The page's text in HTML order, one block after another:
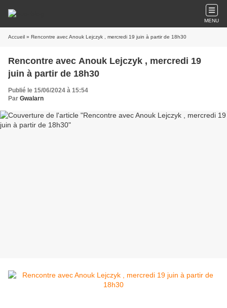
MENU
Accueil » Rencontre avec Anouk Lejczyk , mercredi 19 juin à partir de 18h30
Rencontre avec Anouk Lejczyk , mercredi 19
juin à partir de 18h30
Publié le 15/06/2024 à 15:54
Par Gwalarn